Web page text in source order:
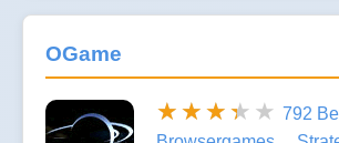
OGame
792